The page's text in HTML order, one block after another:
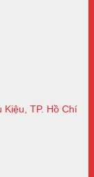
TP. Hồ Chí